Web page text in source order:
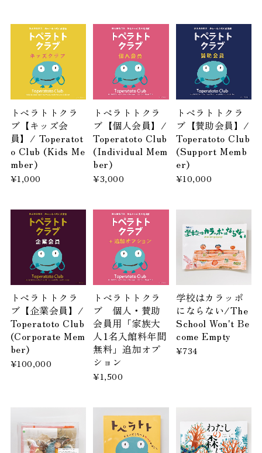
トペラトトクラ
ブ【キッズ会
員】/ Toperatot
o Club (Kids Me
mber)
¥1,000
トペラトトクラ
ブ【個人会員】/
Toperatoto Club
(Individual Mem
ber)
¥3,000
トペラトトクラ
ブ【賛助会員】/
Toperatoto Club
(Support Memb
er)
¥10,000
トペラトトクラ
ブ【企業会員】/
Toperatoto Club
(Corporate Mem
ber)
¥100,000
トペラトトクラ
ブ 個人・賛助
会員用「家族大
人1名入館料年間
無料」追加オプ
ション
¥1,500
学校はカラッポ
にならない/The
School Won't Be
come Empty
¥734